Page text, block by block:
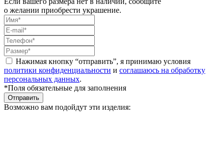
о желании приобрести украшение.
Нажимая кнопку “отправить”, я принимаю условия
политики конфиденциальности и соглашаюсь на обработку
персональных данных.
*Поля обязательные для заполнения
Отправить
Возможно вам подойдут эти изделия: